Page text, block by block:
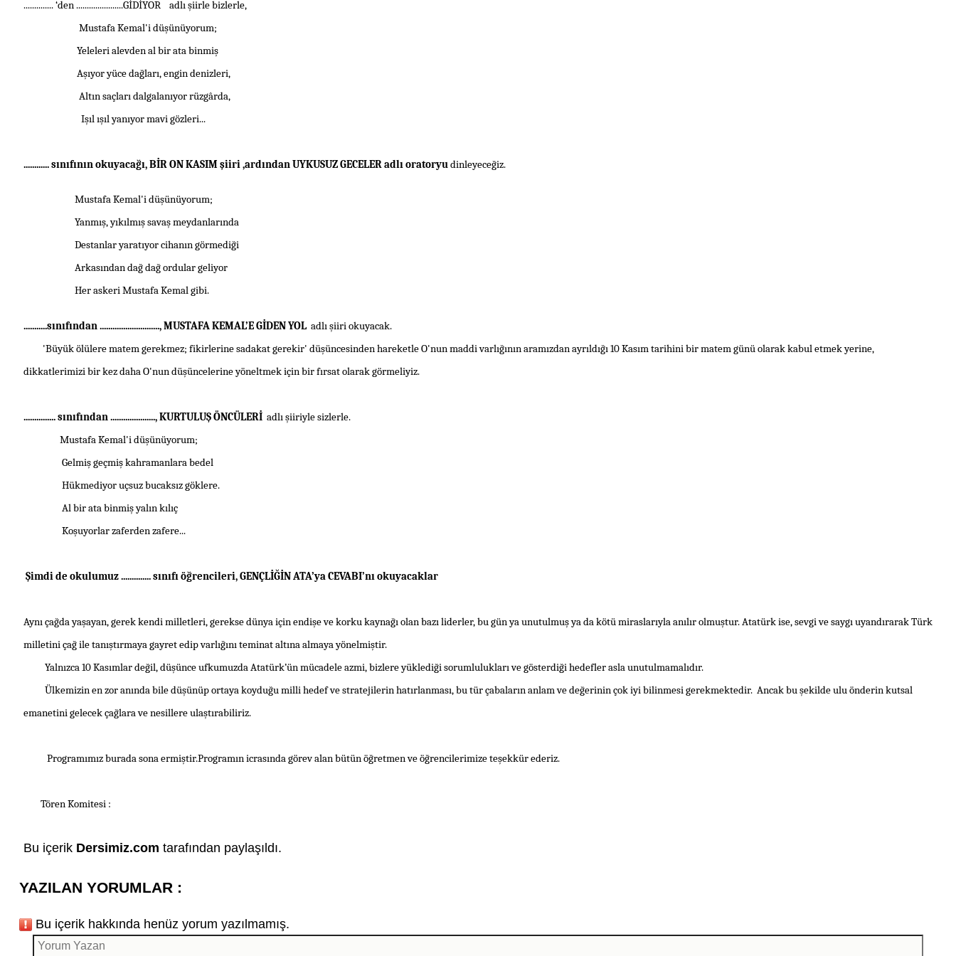
..............‘den ......................GİDİYOR adlışiirle bizlerle,
Mustafa Kemal'i düşünüyorum;
Yeleleri alevden al bir ata binmiş
Aşıyor yüce dağları, engin denizleri,
Altın saçları dalgalanıyor rüzgârda,
Işıl ışıl yanıyor mavi gözleri...
............ sınıfının okuyacağı, BİR ON KASIMşiiri ,ardından UYKUSUZ GECELER adlı oratoryudinleyeceğiz.
Mustafa Kemal'i düşünüyorum;
Yanmış, yıkılmış savaş meydanlarında
Destanlar yaratıyor cihanın görmediği
Arkasından dağ dağ ordular geliyor
Her askeriMustafa Kemalgibi.
...........sınıfından ............................, MUSTAFA KEMAL’E GİDEN YOL adlışiiri okuyacak.
'Büyük ölülere matem gerekmez; fikirlerine sadakat gerekir' düşüncesinden hareketle O'nun maddi varlığının aramızdan ayrıldığı10 Kasımtarihini bir matem günü olarak kabul etmek yerine,
dikkatlerimizi bir kez daha O'nun düşüncelerine yöneltmek için bir fırsat olarak görmeliyiz.
............... sınıfından ....................., KURTULUŞ ÖNCÜLERİ adlışiiriyle sizlerle.
Mustafa Kemal'i düşünüyorum;
Gelmiş geçmiş kahramanlara bedel
Hükmediyor uçsuz bucaksız göklere.
Al bir ata binmiş yalın kılıç
Koşuyorlar zaferden zafere...
Şimdi de okulumuz .............. sınıfı öğrencileri, GENÇLİĞİN ATA’ya CEVABI’nı okuyacaklar
Aynı çağda yaşayan, gerek kendi milletleri, gerekse dünya için endişe ve korku kaynağı olan bazı liderler, bu gün ya unutulmuş ya da kötü miraslarıyla anılır olmuştur.Atatürkise, sevgi ve saygı uyandırarak Türk
milletini çağ ile tanıştırmaya gayret edip varlığını teminat altına almaya yönelmiştir.
Yalnızca10 Kasımlar değil, düşünce ufkumuzdaAtatürk’ün mücadele azmi, bizlere yüklediği sorumlulukları ve gösterdiği hedefler asla unutulmamalıdır.
Ülkemizin en zor anında bile düşünüp ortaya koyduğu milli hedef ve stratejilerin hatırlanması, bu tür çabaların anlam ve değerinin çok iyi bilinmesi gerekmektedir. Ancak bu şekilde ulu önderin kutsal
emanetini gelecek çağlara ve nesillere ulaştırabiliriz.
Programımız burada sona ermiştir.Programın icrasında görev alan bütün öğretmen ve öğrencilerimize teşekkür ederiz.
Tören Komitesi :
Bu içerik Dersimiz.com tarafından paylaşıldı.
YAZILAN YORUMLAR :
Bu içerik hakkında henüz yorum yazılmamış.